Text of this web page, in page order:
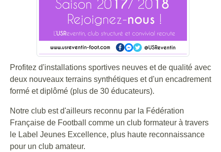
Profitez d'installations sportives neuves et de qualité avec
deux nouveaux terrains synthétiques et d'un encadrement
formé et diplômé (plus de 30 éducateurs).
Notre club est d'ailleurs reconnu par la Fédération
Française de Football comme un club formateur à travers
le Label Jeunes Excellence, plus haute reconnaissance
pour un club amateur.